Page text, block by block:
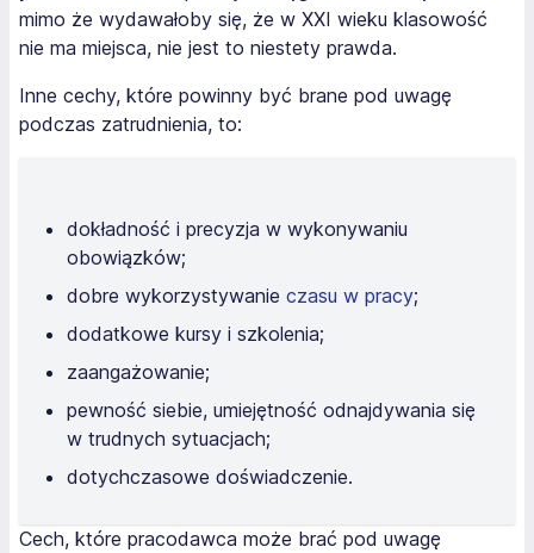
mimo że wydawałoby się, że w XXI wieku klasowość
nie ma miejsca, nie jest to niestety prawda.
Inne cechy, które powinny być brane pod uwagę
podczas zatrudnienia, to:
dokładność i precyzja w wykonywaniu
obowiązków;
dobre wykorzystywanie czasu w pracy;
dodatkowe kursy i szkolenia;
zaangażowanie;
pewność siebie, umiejętność odnajdywania się
w trudnych sytuacjach;
dotychczasowe doświadczenie.
Cech, które pracodawca może brać pod uwagę